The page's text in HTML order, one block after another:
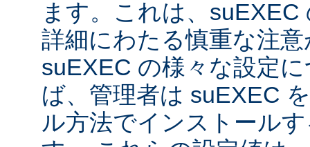
ます。これは、
詳細にわたる慎重な注
suEXEC の様々な設定
ば、管理者は suEXEC
ル方法でインストール